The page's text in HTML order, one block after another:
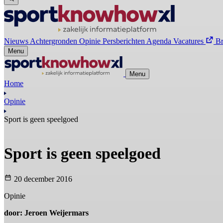
Nieuws Achtergronden Opinie Persberichten Agenda Vacatures
Menu
Menu
Home
Opinie
Sport is geen speelgoed
Sport is geen speelgoed
20 december 2016
Opinie
door: Jeroen Weijermars